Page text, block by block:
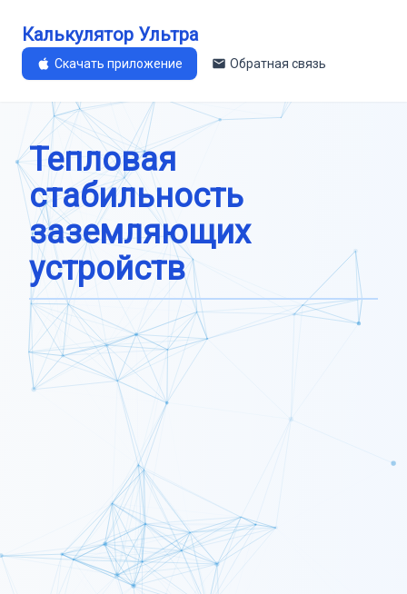
Калькулятор Ультра
Скачать приложение Обратная связь
Тепловая
стабильность
заземляющих
устройств